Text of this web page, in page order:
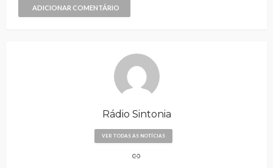
ADICIONAR COMENTÁRIO
Rádio Sintonia
VER TODAS AS NOTÍCIAS